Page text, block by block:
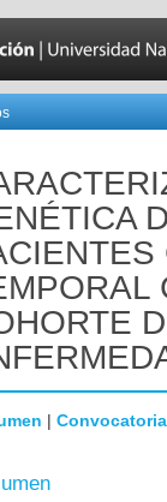
| Convocatoria